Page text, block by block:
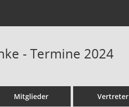
- Termine 2024
Mitglieder Vertreter